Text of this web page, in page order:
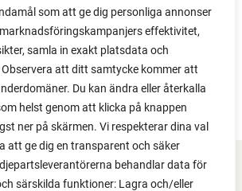
som att ge dig personliga annonser
effektivitet,
samla in exakt platsdata och
att ditt samtycke kommer att
Du kan ändra eller återkalla
helst genom att klicka på knappen
ner på skärmen. Vi respekterar dina val
att ge dig en transparent och säker
behandlar data för
särskilda funktioner: Lagra och/eller
FACEBOOK